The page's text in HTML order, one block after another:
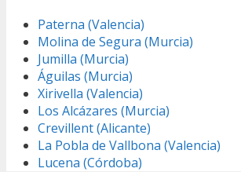
Paterna (Valencia)
Molina de Segura (Murcia)
Jumilla (Murcia)
Águilas (Murcia)
Xirivella (Valencia)
Los Alcázares (Murcia)
Crevillent (Alicante)
La Pobla de Vallbona (Valencia)
Lucena (Córdoba)